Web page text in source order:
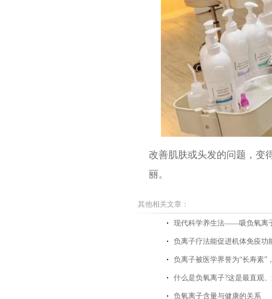
改善肌肤或头发的问题，变
丽。
其他相关文章：
现代科学养生法——吸负氧离
负离子疗法能促进机体免疫功
负离子被医学界誉为“长寿素”
什么是负氧离子?这是最直观
负氧离子含量与健康的关系